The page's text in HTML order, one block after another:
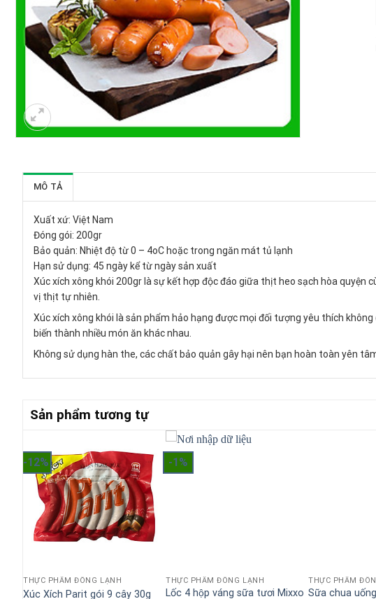
MÔ TẢ
Xuất xứ: Việt Nam
Đóng gói: 200gr
Bảo quản: Nhiệt độ từ 0 – 4oC hoặc trong ngăn mát tủ lạnh
Hạn sử dụng: 45 ngày kể từ ngày sản xuất
Xúc xích xông khói 200gr là sự kết hợp độc đáo giữa thịt heo sạch hòa quyện
vị thịt tự nhiên.
Xúc xích xông khói là sản phẩm hảo hạng được mọi đối tượng yêu thích
biến thành nhiều món ăn khác nhau.
Không sử dụng hàn the, các chất bảo quản gây hại nên bạn hoàn toàn yên
Sản phẩm tương tự
-12%
THỰC PHẨM ĐÔNG LẠNH
Xúc Xích Parit gói 9 cây 30g
-1%
THỰC PHẨM ĐÔNG LẠNH
Lốc 4 hộp váng sữa tươi Mixxo
THỰC PHẨM
Sữa chua